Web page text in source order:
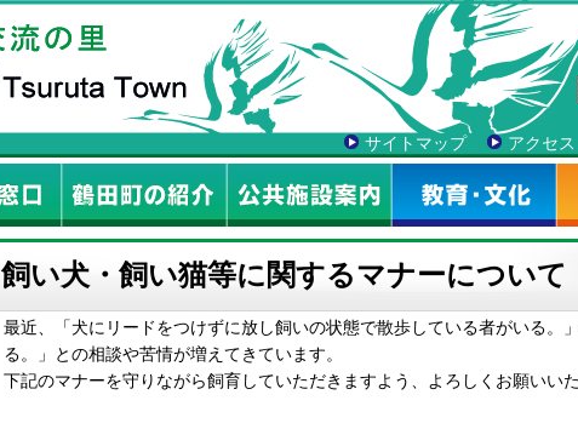
サイトマップ アクセス
飼い犬・飼い猫等に関するマナーについて
最近、「犬にリードをつけずに放し飼いの状態で散歩している者がいる。
る。」との相談や苦情が増えてきています。
下記のマナーを守りながら飼育していただきますよう、よろしくお願いいた